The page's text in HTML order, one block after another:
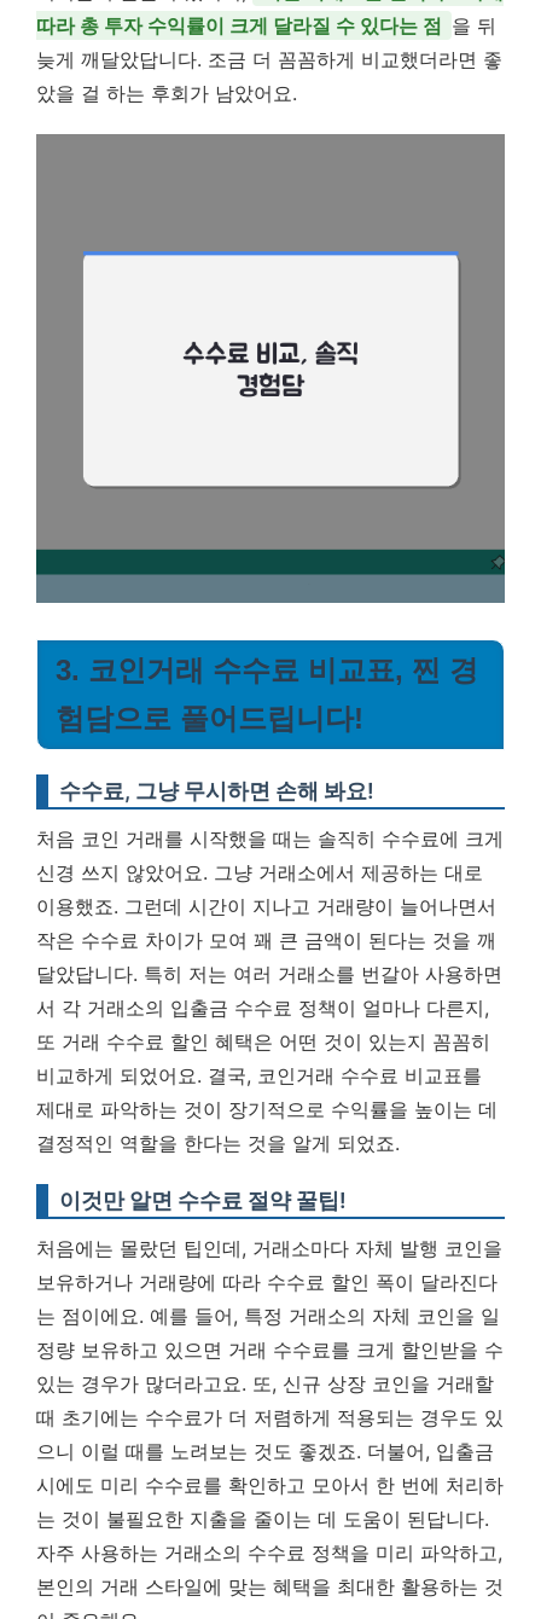
따라 총 투자 수익률이 크게 달라질 수 있다는 점 을 뒤
늦게 깨달았답니다. 조금 더 꼼꼼하게 비교했더라면 좋
았을 걸 하는 후회가 남았어요.
3. 코인거래 수수료 비교표, 찐 경
험담으로 풀어드립니다!
수수료, 그냥 무시하면 손해 봐요!
처음 코인 거래를 시작했을 때는 솔직히 수수료에 크게
신경 쓰지 않았어요. 그냥 거래소에서 제공하는 대로
이용했죠. 그런데 시간이 지나고 거래량이 늘어나면서
작은 수수료 차이가 모여 꽤 큰 금액이 된다는 것을 깨
달았답니다. 특히 저는 여러 거래소를 번갈아 사용하면
서 각 거래소의 입출금 수수료 정책이 얼마나 다른지,
또 거래 수수료 할인 혜택은 어떤 것이 있는지 꼼꼼히
비교하게 되었어요. 결국, 코인거래 수수료 비교표를
제대로 파악하는 것이 장기적으로 수익률을 높이는 데
결정적인 역할을 한다는 것을 알게 되었죠.
이것만 알면 수수료 절약 꿀팁!
처음에는 몰랐던 팁인데, 거래소마다 자체 발행 코인을
보유하거나 거래량에 따라 수수료 할인 폭이 달라진다
는 점이에요. 예를 들어, 특정 거래소의 자체 코인을 일
정량 보유하고 있으면 거래 수수료를 크게 할인받을 수
있는 경우가 많더라고요. 또, 신규 상장 코인을 거래할
때 초기에는 수수료가 더 저렴하게 적용되는 경우도 있
으니 이럴 때를 노려보는 것도 좋겠죠. 더불어, 입출금
시에도 미리 수수료를 확인하고 모아서 한 번에 처리하
는 것이 불필요한 지출을 줄이는 데 도움이 된답니다.
자주 사용하는 거래소의 수수료 정책을 미리 파악하고,
본인의 거래 스타일에 맞는 혜택을 최대한 활용하는 것